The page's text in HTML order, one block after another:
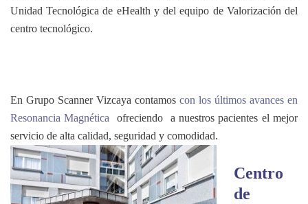
Unidad Tecnológica de eHealth y del equipo de Valorización del
centro tecnológico.
En Grupo Scanner Vizcaya contamos con los últimos avances en
Resonancia Magnética
ofreciendo a nuestros pacientes el mejor
servicio de alta calidad, seguridad y comodidad.
Centro
de